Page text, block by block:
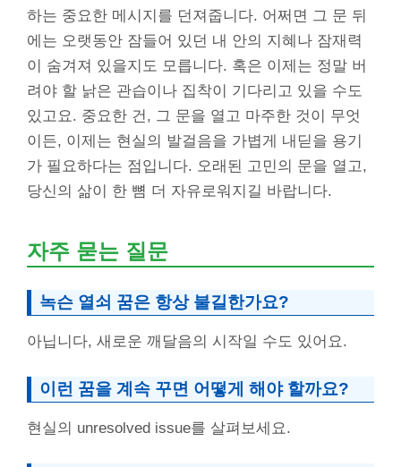
하는 중요한 메시지를 던져줍니다. 어쩌면 그 문 뒤
에는 오랫동안 잠들어 있던 내 안의 지혜나 잠재력
이 숨겨져 있을지도 모릅니다. 혹은 이제는 정말 버
려야 할 낡은 관습이나 집착이 기다리고 있을 수도
있고요. 중요한 건, 그 문을 열고 마주한 것이 무엇
이든, 이제는 현실의 발걸음을 가볍게 내딛을 용기
가 필요하다는 점입니다. 오래된 고민의 문을 열고,
당신의 삶이 한 뼘 더 자유로워지길 바랍니다.
자주 묻는 질문
녹슨 열쇠 꿈은 항상 불길한가요?
아닙니다, 새로운 깨달음의 시작일 수도 있어요.
이런 꿈을 계속 꾸면 어떻게 해야 할까요?
현실의 unresolved issue를 살펴보세요.